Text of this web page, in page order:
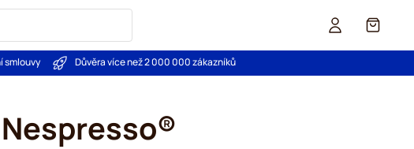
Košík
smlouvy Důvěra více než 2 000 000 zákazníků